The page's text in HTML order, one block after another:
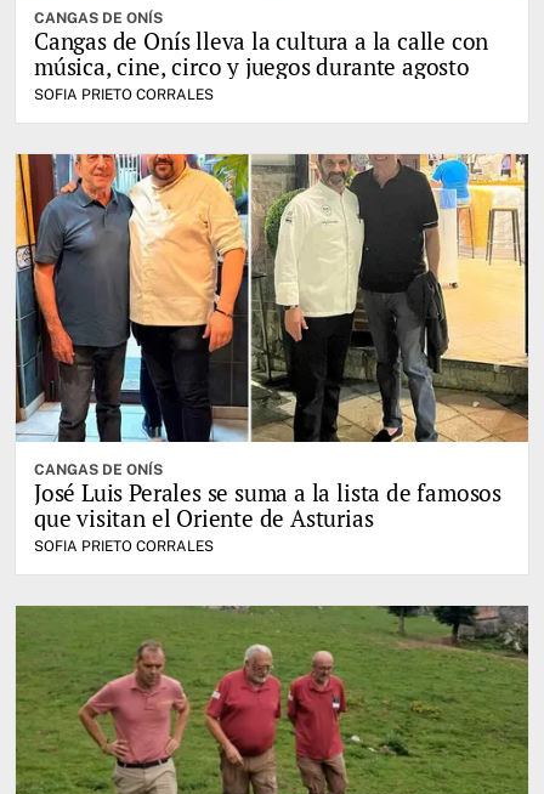
CANGAS DE ONÍS
Cangas de Onís lleva la cultura a la calle con
música, cine, circo y juegos durante agosto
SOFIA PRIETO CORRALES
CANGAS DE ONÍS
José Luis Perales se suma a la lista de famosos
que visitan el Oriente de Asturias
SOFIA PRIETO CORRALES